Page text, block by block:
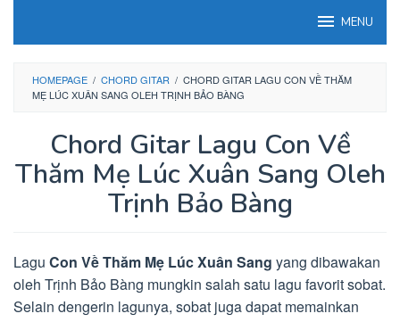
MENU
HOMEPAGE / CHORD GITAR / CHORD GITAR LAGU CON VỀ THĂM
MẸ LÚC XUÂN SANG OLEH TRỊNH BẢO BÀNG
Chord Gitar Lagu Con Về
Thăm Mẹ Lúc Xuân Sang Oleh
Trịnh Bảo Bàng
Lagu Con Về Thăm Mẹ Lúc Xuân Sang yang dibawakan
oleh Trịnh Bảo Bàng mungkin salah satu lagu favorit sobat.
Selain dengerin lagunya, sobat juga dapat memainkan